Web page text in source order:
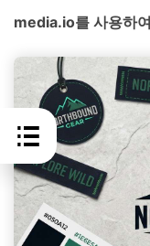
media.io를 사용하